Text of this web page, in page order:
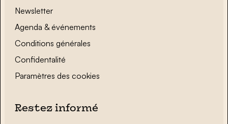
Newsletter
Agenda & événements
Conditions générales
Confidentalité
Paramètres des cookies
Restez informé